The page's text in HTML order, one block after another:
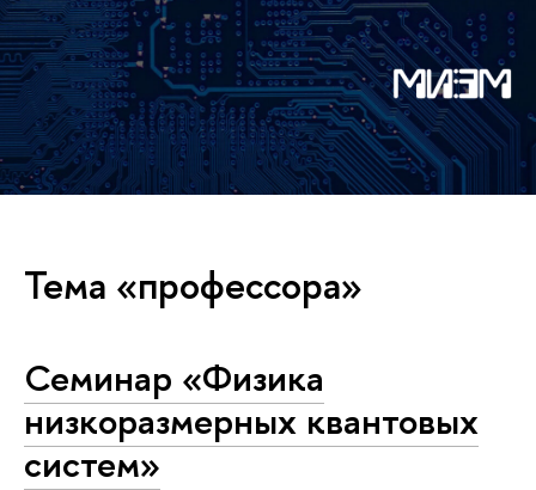
Тема «профессора»
Семинар «Физика
низкоразмерных квантовых
систем»